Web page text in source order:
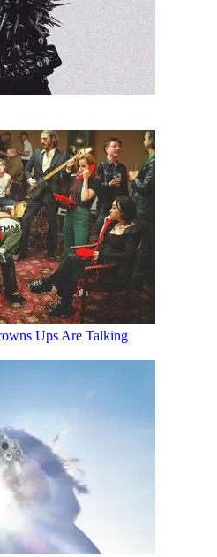
Ups Are Talking